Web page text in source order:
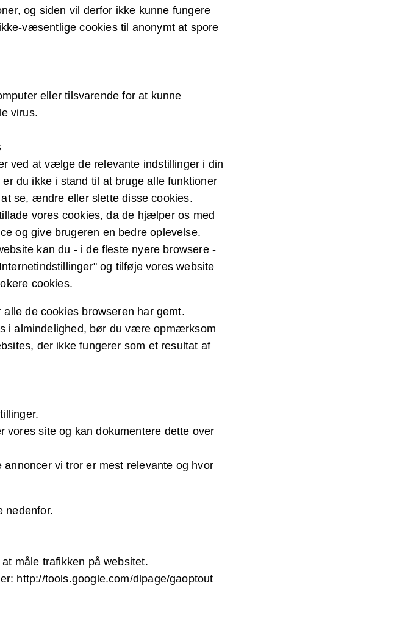
og siden vil derfor ikke kunne fungere
væsentlige cookies til anonymt at spore
eller tilsvarende for at kunne
virus.
ved at vælge de relevante indstillinger i din
du ikke i stand til at bruge alle funktioner
se, ændre eller slette disse cookies.
vores cookies, da de hjælper os med
og give brugeren en bedre oplevelse.
kan du - i de fleste nyere browsere -
og tilføje vores website
cookies.
de cookies browseren har gemt.
i almindelighed, bør du være opmærksom
der ikke fungerer som et resultat af
vores site og kan dokumentere dette over
vi tror er mest relevante og hvor
nedenfor.
måle trafikken på websitet.
http://tools.google.com/dlpage/gaoptout